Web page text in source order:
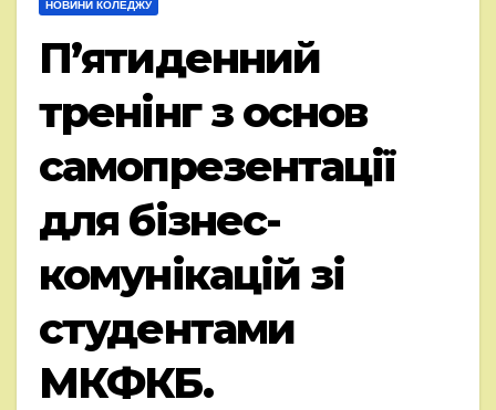
НОВИНИ КОЛЕДЖУ
Пʼятиденний
тренінг з основ
самопрезентації
для бізнес-
комунікацій зі
студентами
МКФКБ.